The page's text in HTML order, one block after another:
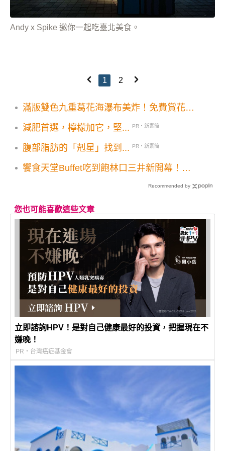
Andy x Spike 邀你一起吃臺北美食。
1 2
滿版雙色九重葛花海瀑布美炸！免費賞花秘
減肥首選，檸檬加它，堅...
PR・新素簡
腹部脂肪的「剋星」找到... PR・新素簡
饗食天堂Buffet吃到飽林口三井新開幕！雪
Recommended by
您也可能喜歡這些文章
立即諮詢HPV！是對自己健康最好的投資，把握現在不
嫌晚！
PR・台灣癌症基金會